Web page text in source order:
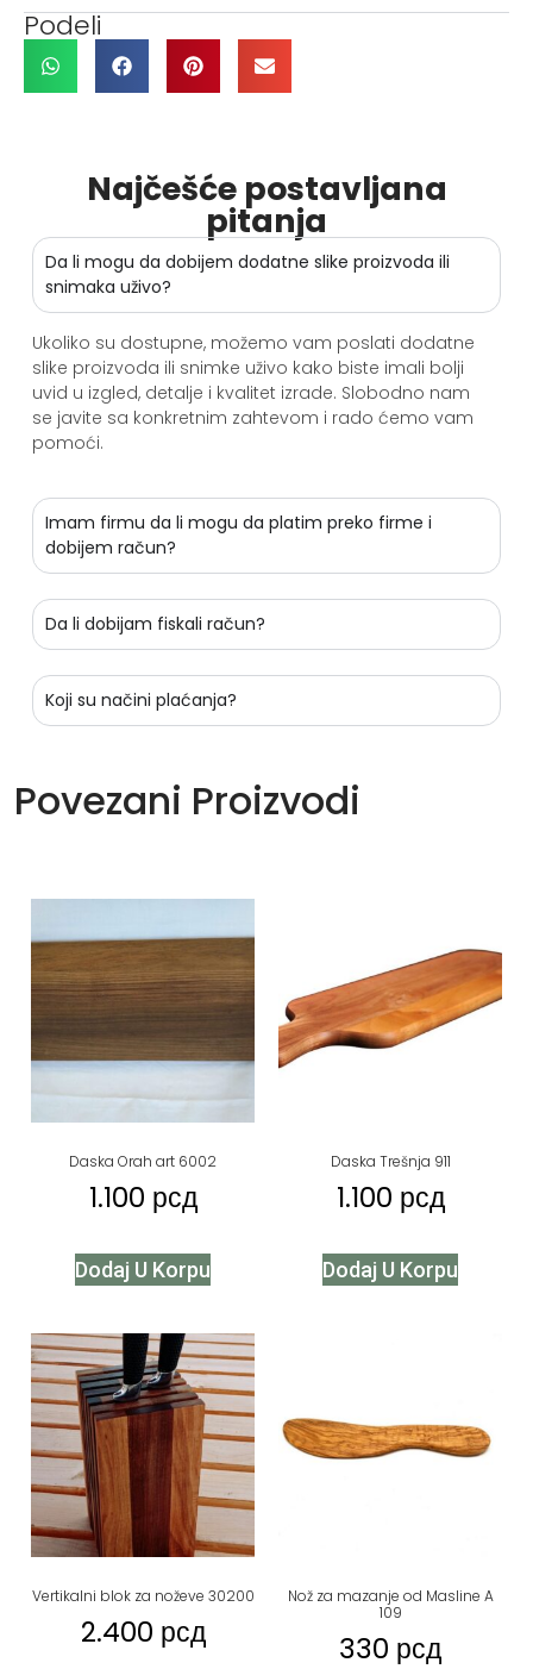
Podeli
Najčešće postavljana
pitanja
Da li mogu da dobijem dodatne slike proizvoda ili
snimaka uživo?
Ukoliko su dostupne, možemo vam poslati dodatne
slike proizvoda ili snimke uživo kako biste imali bolji
uvid u izgled, detalje i kvalitet izrade. Slobodno nam
se javite sa konkretnim zahtevom i rado ćemo vam
pomoći.
Imam firmu da li mogu da platim preko firme i
dobijem račun?
Da li dobijam fiskali račun?
Koji su načini plaćanja?
Povezani Proizvodi
Daska Orah art 6002
1.100 рсд
Dodaj U Korpu
Daska Trešnja 911
1.100 рсд
Dodaj U Korpu
Vertikalni blok za noževe 30200
2.400 рсд
Nož za mazanje od Masline A
109
330 рсд